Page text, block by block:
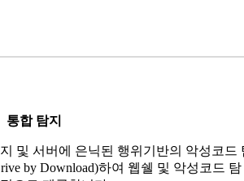
합 탐지
및 서버에 은닉된 행위기반의 악성코드
by Download)하여 웹쉘 및 악성코드 탐